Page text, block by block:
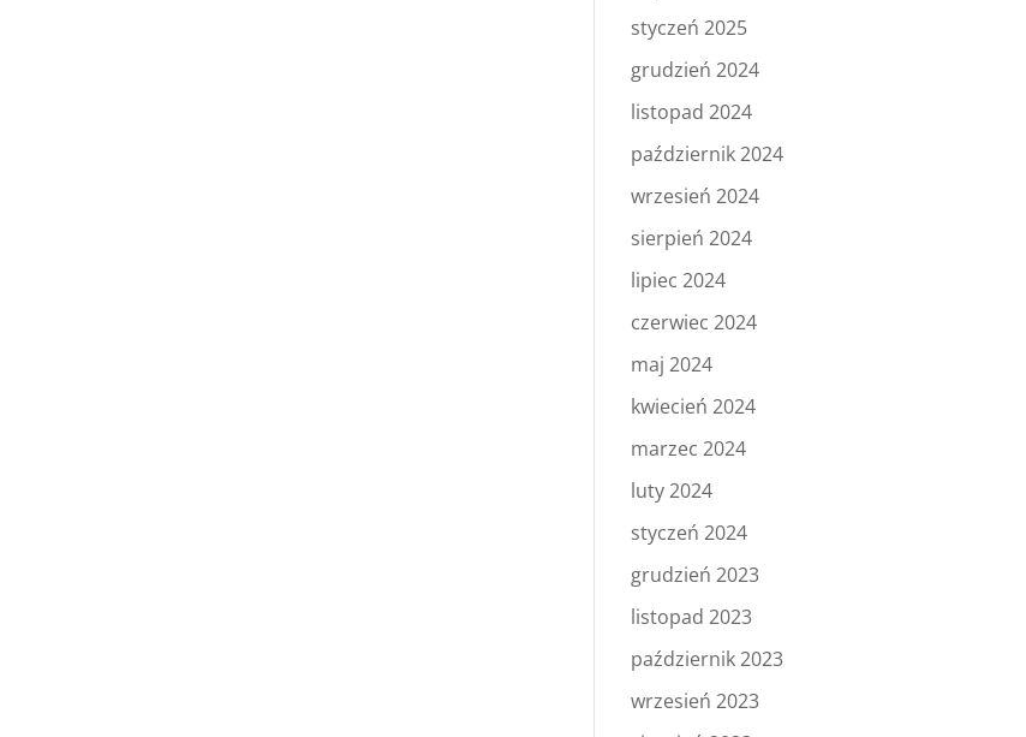
styczeń 2025
grudzień 2024
listopad 2024
październik 2024
wrzesień 2024
sierpień 2024
lipiec 2024
czerwiec 2024
maj 2024
kwiecień 2024
marzec 2024
luty 2024
styczeń 2024
grudzień 2023
listopad 2023
październik 2023
wrzesień 2023